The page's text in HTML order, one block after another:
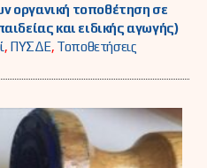
οργανική τοποθέτηση σε
και ειδικής αγωγής)
, ΠΥΣΔΕ, Τοποθετήσεις